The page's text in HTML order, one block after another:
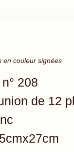
en couleur signées
208
de 12